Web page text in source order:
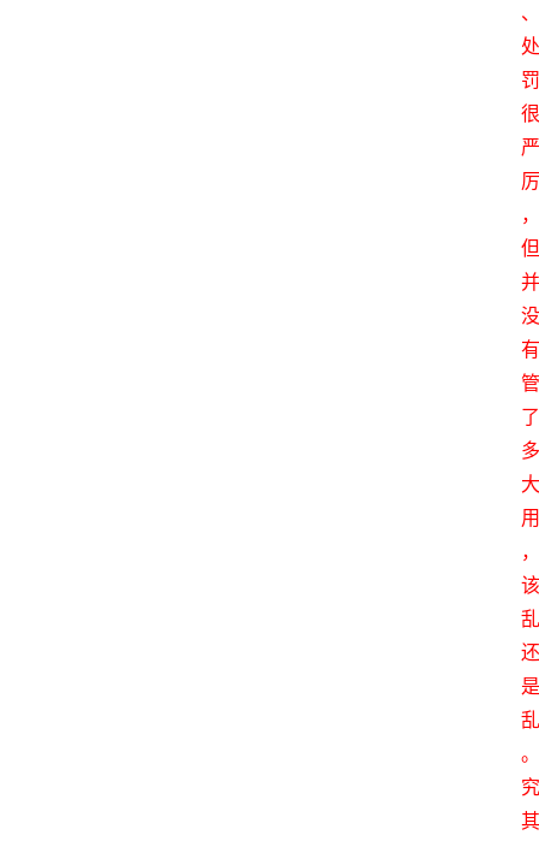
、
处
罚
很
严
厉
，
但
并
没
有
管
了
多
大
用
，
该
乱
还
是
乱
。
究
其